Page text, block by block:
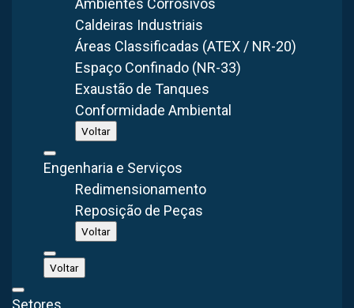
Ambientes Corrosivos
Caldeiras Industriais
Áreas Classificadas (ATEX / NR-20)
Espaço Confinado (NR-33)
Exaustão de Tanques
Conformidade Ambiental
Voltar
Engenharia e Serviços
Redimensionamento
Reposição de Peças
Voltar
Voltar
Setores
filtro de mangapossui alta eficiência para material
particulado, uma das principais características é justamente
baixíssimos valores de emissão na saída do equipamento.
Compartilhar: